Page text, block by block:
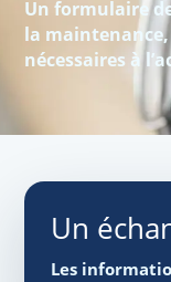
Un formulaire
la maintenance,
nécessaires à
Un
Les